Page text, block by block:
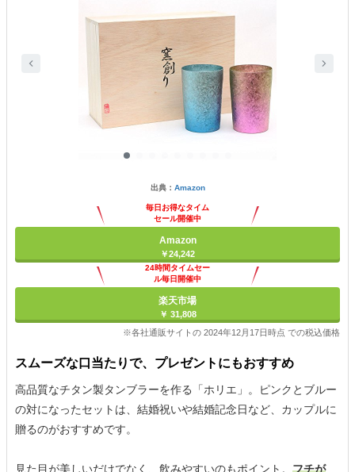
出典： Amazon
毎日お得なタイム
セール開催中
Amazon
￥24,242
24時間タイムセー
ル毎日開催中
楽天市場
￥ 31,808
※各社通販サイトの 2024年12月17日時点 での税込価格
スムーズな口当たりで、プレゼントにもおすすめ
高品質なチタン製タンブラーを作る「ホリエ」。ピンクとブルー
の対になったセットは、結婚祝いや結婚記念日など、カップルに
贈るのがおすすめです。
見た目が美しいだけでなく、飲みやすいのもポイント。 フチが